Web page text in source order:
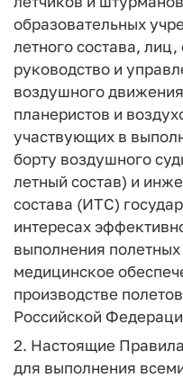
образовательных
летного состава,
руководство и
воздушного
планеристов и
участвующих в
борту воздушного
летный состав) и
состава (ИТС)
интересах
выполнения
медицинское
производстве
Российской
2. Настоящие
для выполнения